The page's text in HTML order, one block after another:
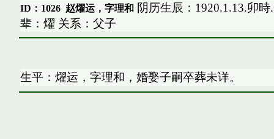
ID：1026 赵燿运，字理和阴历生辰：1920.1.13.卯
辈：燿 关系：父子
生平：燿运，字理和，婚娶子嗣卒葬未详。